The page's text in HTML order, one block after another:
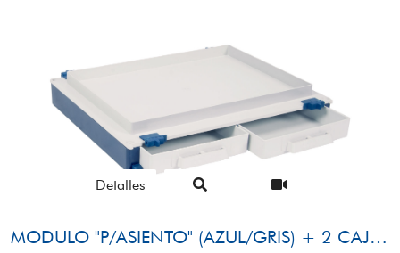
Detalles
MODULO "P/ASIENTO" (AZUL/GRIS) + 2 CAJONES FRONTALES (GRIS)